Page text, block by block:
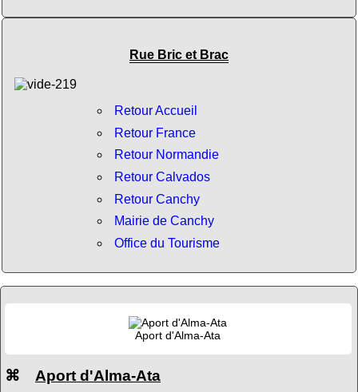
Rue Bric et Brac
Retour Accueil
Retour France
Retour Normandie
Retour Calvados
Retour Canchy
Mairie de Canchy
Office du Tourisme
Aport d'Alma-Ata
⌘ Aport d'Alma-Ata